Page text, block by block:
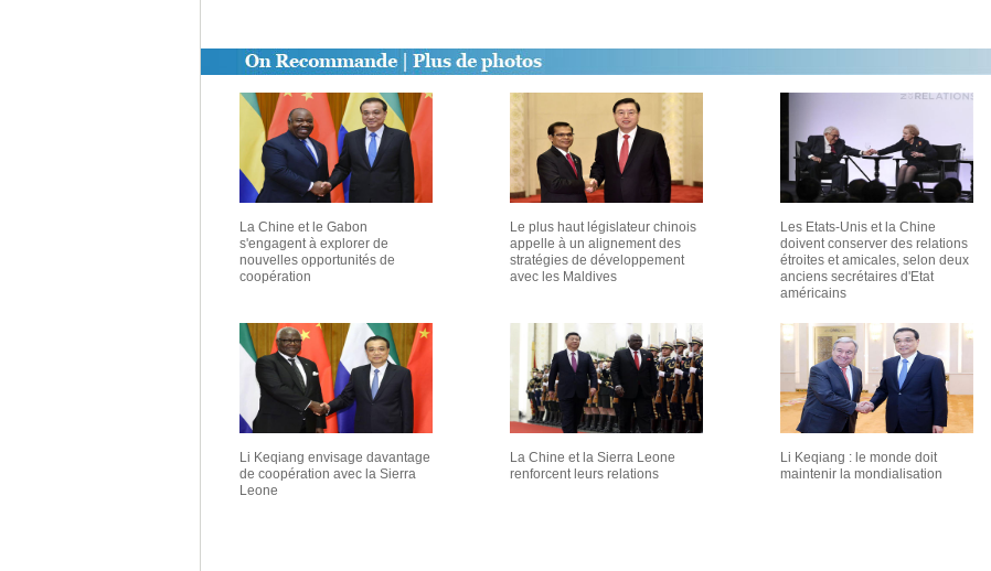
La Chine et le Gabon
s'engagent à explorer de
nouvelles opportunités de
coopération
Le plus haut législateur chinois
appelle à un alignement des
stratégies de développement
avec les Maldives
Les Etats-Unis et la Chine
doivent conserver des relations
étroites et amicales, selon deux
anciens secrétaires d'Etat
américains
Li Keqiang envisage davantage
de coopération avec la Sierra
Leone
La Chine et la Sierra Leone
renforcent leurs relations
Li Keqiang : le monde doit
maintenir la mondialisation